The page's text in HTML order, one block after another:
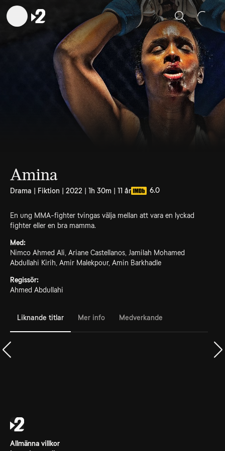
Sök
Amina
Drama | Fiktion | 2022 | 1h 30m | 11 år 6.0
En ung MMA-fighter tvingas välja mellan att vara en lyckad
fighter eller en bra mamma.
Med:
Nimco Ahmed Ali, Ariane Castellanos, Jamilah Mohamed
Abdullahi Kirih, Amir Malekpour, Amin Barkhadle
Regissör:
Ahmed Abdullahi
Liknande titlar Mer info Medverkande
Allmänna villkor